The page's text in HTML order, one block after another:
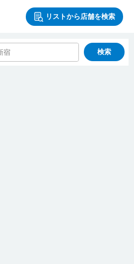
リストから店舗を検索
検索